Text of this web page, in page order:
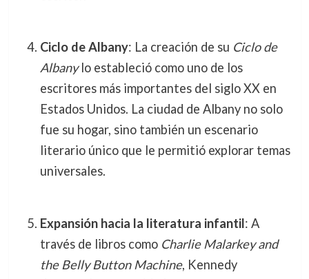
Ciclo de Albany: La creación de su Ciclo de
Albanylo estableció como uno de los
escritores más importantes del siglo XX en
Estados Unidos. La ciudad de Albany no solo
fue su hogar, sino también un escenario
literario único que le permitió explorar temas
universales.
Expansión hacia la literatura infantil: A
través de libros como Charlie Malarkey and
the Belly Button Machine, Kennedy